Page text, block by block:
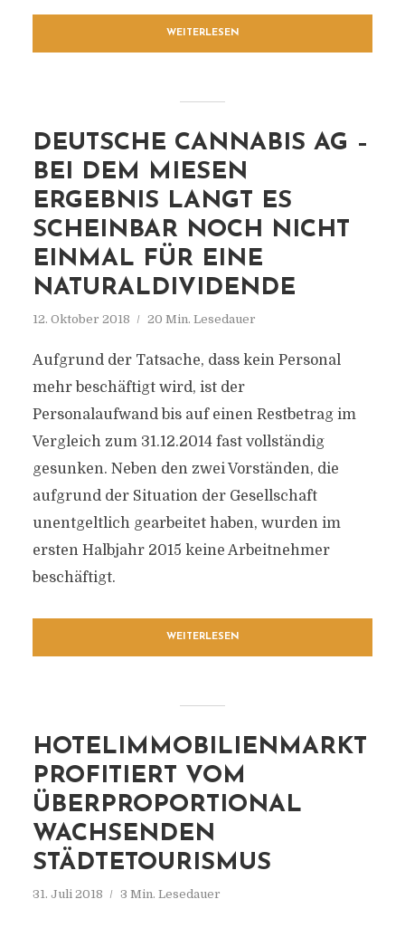
WEITERLESEN
DEUTSCHE CANNABIS AG –
BEI DEM MIESEN
ERGEBNIS LANGT ES
SCHEINBAR NOCH NICHT
EINMAL FÜR EINE
NATURALDIVIDENDE
12. Oktober 2018 20 Min. Lesedauer
Aufgrund der Tatsache, dass kein Personal
mehr beschäftigt wird, ist der
Personalaufwand bis auf einen Restbetrag im
Vergleich zum 31.12.2014 fast vollständig
gesunken. Neben den zwei Vorständen, die
aufgrund der Situation der Gesellschaft
unentgeltlich gearbeitet haben, wurden im
ersten Halbjahr 2015 keine Arbeitnehmer
beschäftigt.
WEITERLESEN
HOTELIMMOBILIENMARKT
PROFITIERT VOM
ÜBERPROPORTIONAL
WACHSENDEN
STÄDTETOURISMUS
31. Juli 2018 3 Min. Lesedauer